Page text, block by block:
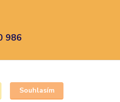
986
Souhlasím